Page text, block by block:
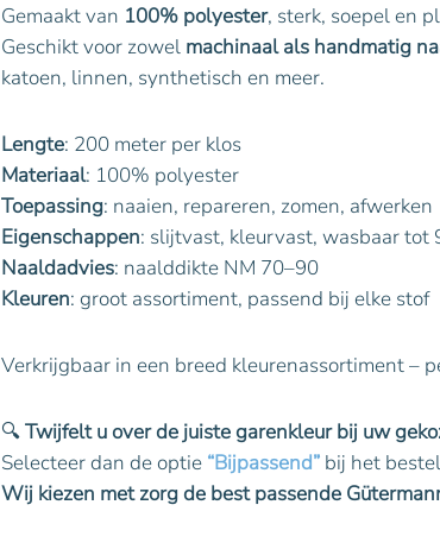
Gemaakt van 100% polyester, sterk, soepel en
Geschikt voor zowel machinaal als handmatig
katoen, linnen, synthetisch en meer.
Lengte: 200 meter per klos
Materiaal: 100% polyester
Toepassing: naaien, repareren, zomen, afwerken
Eigenschappen: slijtvast, kleurvast, wasbaar tot
Naaldadvies: naalddikte NM 70–90
Kleuren: groot assortiment, passend bij elke stof
Verkrijgbaar in een breed kleurenassortiment –
🔍Twijfelt u over de juiste garenkleur bij uw
Selecteer dan de optie “Bijpassend”bij het
Wij kiezen met zorg de best passende